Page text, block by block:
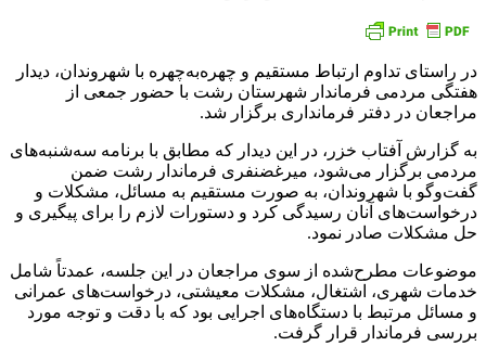
در راستای تداوم ارتباط مستقیم و چهره‌به‌چهره با شهروندان، دیدار
هفتگی مردمی فرماندار شهرستان رشت با حضور جمعی از
مراجعان در دفتر فرمانداری برگزار شد.
به گزارش آفتاب خزر، در این دیدار که مطابق با برنامه سه‌شنبه‌های
مردمی برگزار می‌شود، میرغضنفری فرماندار رشت ضمن
گفت‌وگو با شهروندان، به صورت مستقیم به مسائل، مشکلات و
درخواست‌های آنان رسیدگی کرد و دستورات لازم را برای پیگیری و
حل مشکلات صادر نمود.
موضوعات مطرح‌شده از سوی مراجعان در این جلسه، عمدتاً شامل
خدمات شهری، اشتغال، مشکلات معیشتی، درخواست‌های عمرانی
و مسائل مرتبط با دستگاه‌های اجرایی بود که با دقت و توجه مورد
بررسی فرماندار قرار گرفت.